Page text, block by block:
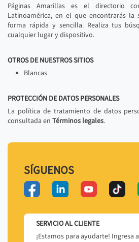
Páginas Amarillas es el directorio
Latinoamérica, en el que encontrarás la
forma rápida y sencilla. Realiza tus
cualquier lugar y dispositivo.
OTROS DE NUESTROS SITIOS
Blancas
PROTECCIÓN DE DATOS PERSONALES
La política de tratamiento de datos
consultada en Términos legales.
SÍGUENOS
SERVICIO AL CLIENTE
¡Estamos para ayudarte! Ingresa a